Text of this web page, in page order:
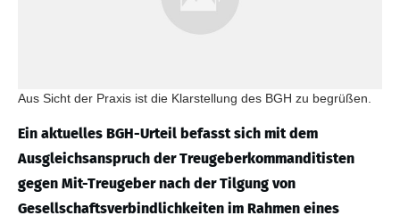
Aus Sicht der Praxis ist die Klarstellung des BGH zu begrüßen.
Ein aktuelles BGH-Urteil befasst sich mit dem
Ausgleichsanspruch der Treugeberkommanditisten
gegen Mit-Treugeber nach der Tilgung von
Gesellschaftsverbindlichkeiten im Rahmen eines